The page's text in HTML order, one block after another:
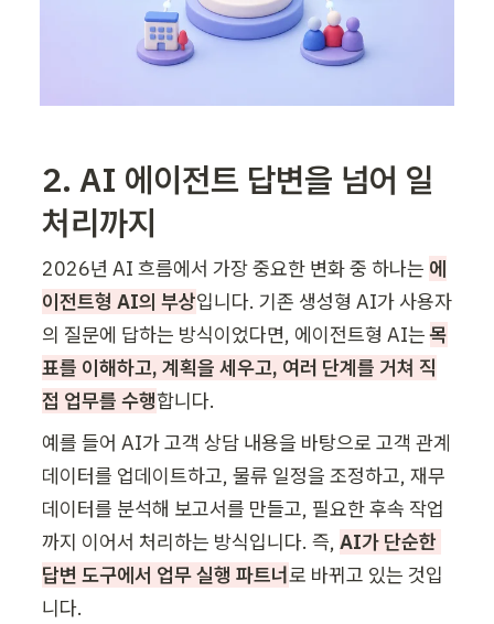
2. AI 에이전트 답변을 넘어 일
처리까지
2026년 AI 흐름에서 가장 중요한 변화 중 하나는 에
이전트형 AI의 부상입니다. 기존 생성형 AI가 사용자
의 질문에 답하는 방식이었다면, 에이전트형 AI는 목
표를 이해하고, 계획을 세우고, 여러 단계를 거쳐 직
접 업무를 수행합니다.
예를 들어 AI가 고객 상담 내용을 바탕으로 고객 관계
데이터를 업데이트하고, 물류 일정을 조정하고, 재무
데이터를 분석해 보고서를 만들고, 필요한 후속 작업
까지 이어서 처리하는 방식입니다. 즉, AI가 단순한
답변 도구에서 업무 실행 파트너로 바뀌고 있는 것입
니다.